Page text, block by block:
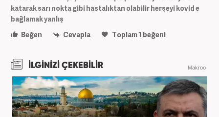
katarak sarı nokta gibi hastalıktan olabilir herşeyi kovid e
bağlamak yanlış
Beğen
Cevapla Toplam1 beğeni
İLGİNİZİ ÇEKEBİLİR Makroo